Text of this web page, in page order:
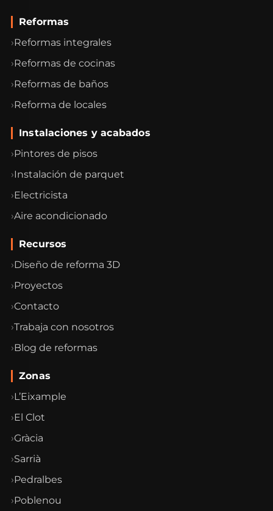
Reformas
Reformas integrales
Reformas de cocinas
Reformas de baños
Reforma de locales
Instalaciones y acabados
Pintores de pisos
Instalación de parquet
Electricista
Aire acondicionado
Recursos
Diseño de reforma 3D
Proyectos
Contacto
Trabaja con nosotros
Blog de reformas
Zonas
L’Eixample
El Clot
Gràcia
Sarrià
Pedralbes
Poblenou